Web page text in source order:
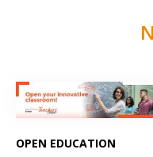
OPEN EDUCATION
Páginas